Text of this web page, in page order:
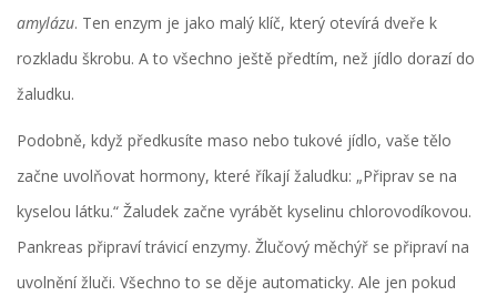
amylázu. Ten enzym je jako malý klíč, který otevírá dveře k
rozkladu škrobu. A to všechno ještě předtím, než jídlo dorazí do
žaludku.
Podobně, když předkusíte maso nebo tukové jídlo, vaše tělo
začne uvolňovat hormony, které říkají žaludku: „Připrav se na
kyselou látku.“ Žaludek začne vyrábět kyselinu chlorovodíkovou.
Pankreas připraví trávicí enzymy. Žlučový měchýř se připraví na
uvolnění žluči. Všechno to se děje automaticky. Ale jen pokud